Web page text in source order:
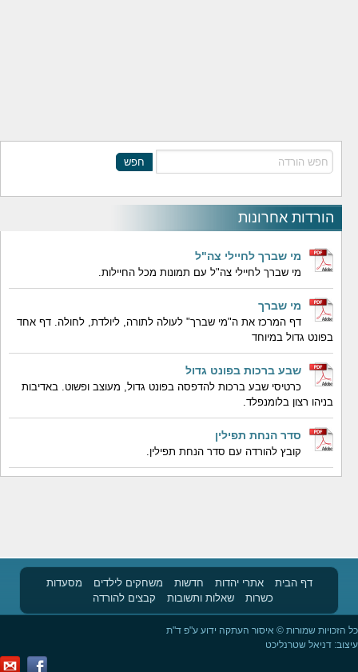
חפש
הורדות אחרונות
מי שברך לחיילי צה"ל
מי שברך לחיילי צה"ל עם תמונות מכל החיילות.
מי שברך
דף המרכז את ה"מי שברך" לעולה לתורה, ליולדת, לחולה. דף אחד
בפונט גדול במיוחד
שבע ברכות בפונט גדול
כרטיסי שבע ברכות להדפסה בפונט גדול, מעוצב ופשוט. באדיבות
בניהו רצון בלומנפלד.
סדר הנחת תפילין
קובץ להורדה עם סדר הנחת תפילין.
דף הבית אתרי יהדות חדשות משחקים לילדים
מסעדות
כשרות
שאלות ותשובות קבצים להורדה
כל הזכויות שמורות © איסור העתקה ידוע ע"פ ד"ת
עיצוב: דניאל שטרנליכט